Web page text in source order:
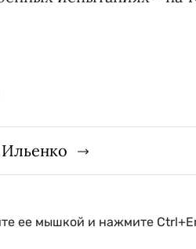
Ильенко
ее мышкой и нажмите